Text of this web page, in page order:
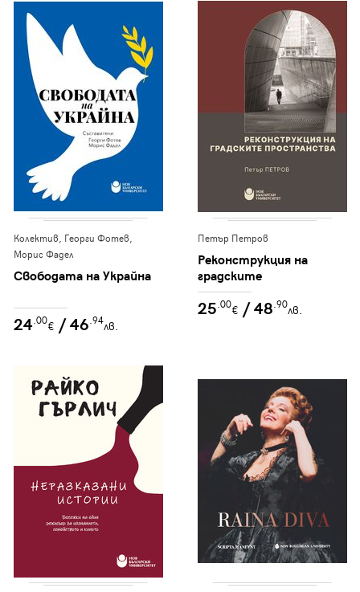
Колектив, Георги Фотев,
Морис Фадел
Свободата на Украйна
24 .00€ / 46 .94лв.
Петър Петров
Реконструкция на
градските
пространства
25 .00€ / 48 .90лв.